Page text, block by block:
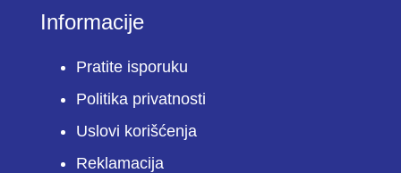
Informacije
Pratite isporuku
Politika privatnosti
Uslovi korišćenja
Reklamacija